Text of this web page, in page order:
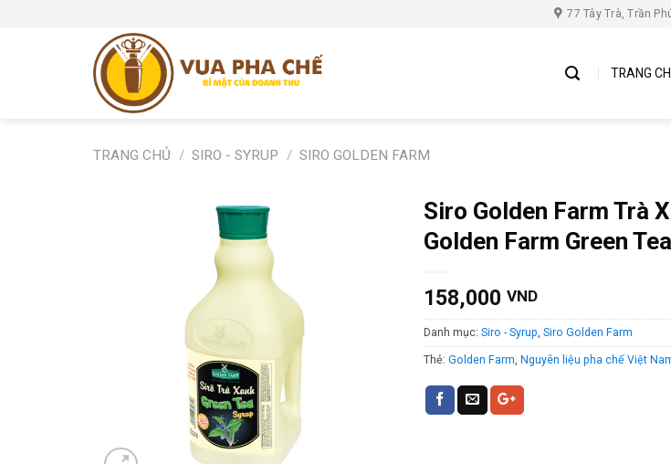
77 Tây Trà, Trần
TRANG
TRANG CHỦ / SIRO - SYRUP / SIRO GOLDEN FARM
Siro Golden Farm Trà
Golden Farm Green
158,000VND
Danh mục:Siro - Syrup,Siro Golden Farm
Thẻ:Golden Farm, Nguyên liệu pha chế Việt